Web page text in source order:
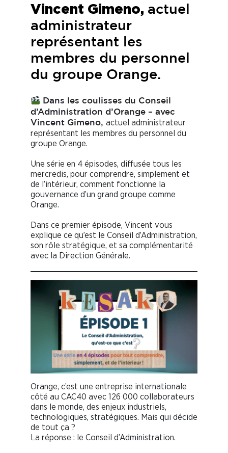
Vincent Gimeno, actuel
administrateur
représentant les
membres du personnel
du groupe Orange.
Dans les coulisses du Conseil
d’Administration d’Orange – avec
Vincent Gimeno, actuel administrateur
représentant les membres du personnel du
groupe Orange.
Une série en 4 épisodes, diffusée tous les
mercredis, pour comprendre, simplement et
de l’intérieur, comment fonctionne la
gouvernance d’un grand groupe comme
Orange.
Dans ce premier épisode, Vincent vous
explique ce qu’est le Conseil d’Administration,
son rôle stratégique, et sa complémentarité
avec la Direction Générale.
Orange, c’est une entreprise internationale
côté au CAC40 avec 126 000 collaborateurs
dans le monde, des enjeux industriels,
technologiques, stratégiques. Mais qui décide
de tout ça ?
La réponse : le Conseil d’Administration.